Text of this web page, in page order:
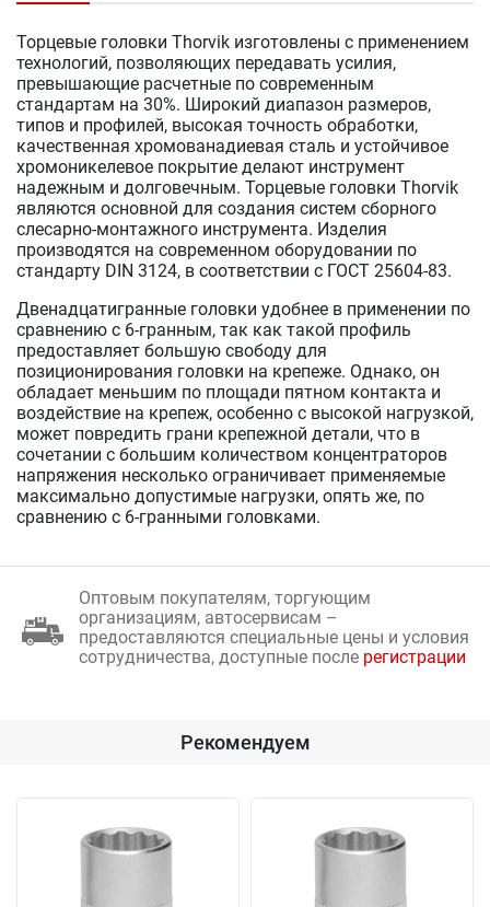
Торцевые головки Thorvik изготовлены с применением
технологий, позволяющих передавать усилия,
превышающие расчетные по современным
стандартам на 30%. Широкий диапазон размеров,
типов и профилей, высокая точность обработки,
качественная хромованадиевая сталь и устойчивое
хромоникелевое покрытие делают инструмент
надежным и долговечным. Торцевые головки Thorvik
являются основной для создания систем сборного
слесарно-монтажного инструмента. Изделия
производятся на современном оборудовании по
стандарту DIN 3124, в соответствии с ГОСТ 25604-83.
Двенадцатигранные головки удобнее в применении по
сравнению с 6-гранным, так как такой профиль
предоставляет большую свободу для
позиционирования головки на крепеже. Однако, он
обладает меньшим по площади пятном контакта и
воздействие на крепеж, особенно с высокой нагрузкой,
может повредить грани крепежной детали, что в
сочетании с большим количеством концентраторов
напряжения несколько ограничивает применяемые
максимально допустимые нагрузки, опять же, по
сравнению с 6-гранными головками.
Оптовым покупателям, торгующим
организациям, автосервисам –
предоставляются специальные цены и условия
сотрудничества, доступные после регистрации
Рекомендуем